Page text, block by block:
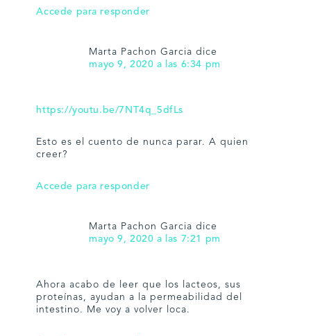
Accede para responder
Marta Pachon Garcia dice
mayo 9, 2020 a las 6:34 pm
https://youtu.be/7NT4q_5dfLs
Esto es el cuento de nunca parar. A quien
creer?
Accede para responder
Marta Pachon Garcia dice
mayo 9, 2020 a las 7:21 pm
Ahora acabo de leer que los lacteos, sus
proteínas, ayudan a la permeabilidad del
intestino. Me voy a volver loca.